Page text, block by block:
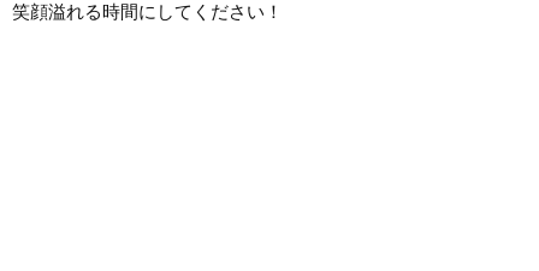
笑顔溢れる時間にしてください！